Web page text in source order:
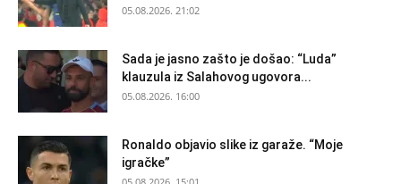
05.08.2026. 21:02
Sada je jasno zašto je došao: “Luda”
klauzula iz Salahovog ugovora...
05.08.2026. 16:00
Ronaldo objavio slike iz garaže. “Moje
igračke”